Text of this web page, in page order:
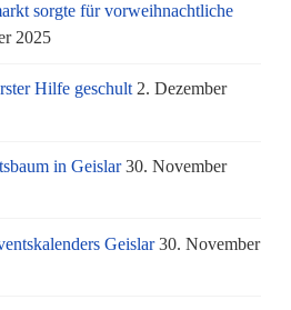
sorgte für vorweihnachtliche
2025
Hilfe geschult 2. Dezember
in Geislar 30. November
Geislar 30. November